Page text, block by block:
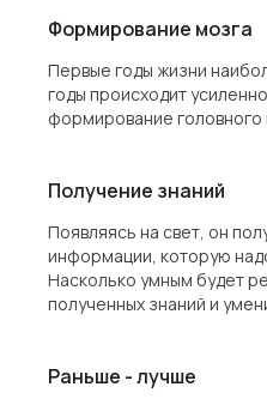
Формирование мозга
Первые годы жизни
годы происходит
формирование головного
Получение знаний
Появляясь на свет, он
информации, которую
Насколько умным будет
полученных знаний и
Раньше - лучше